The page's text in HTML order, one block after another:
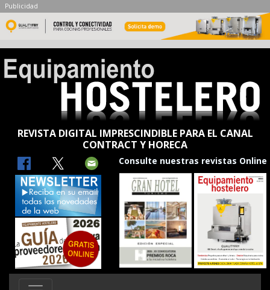
Publicidad
REVISTA DIGITAL IMPRESCINDIBLE PARA EL CANAL
CONTRACT Y HORECA
Consulte nuestras revistas Online